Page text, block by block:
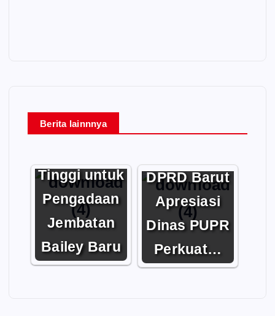
Berita lainnnya
Tinggi untuk
Pengadaan
Jembatan
Bailey Baru
DPRD Barut
Apresiasi
Dinas PUPR
Perkuat…